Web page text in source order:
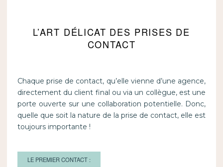
L’ART DÉLICAT DES PRISES DE
CONTACT
Chaque prise de contact, qu’elle vienne d’une agence,
directement du client final ou via un collègue, est une
porte ouverte sur une collaboration potentielle. Donc,
quelle que soit la nature de la prise de contact, elle est
toujours importante !
LE PREMIER CONTACT :